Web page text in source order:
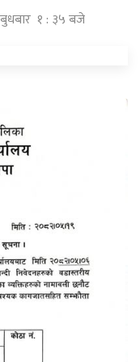
बुधबार १ : ३५ बजे